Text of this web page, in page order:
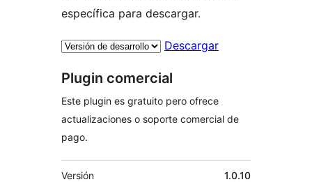
específica para descargar.
Descargar
Plugin comercial
Este plugin es gratuito pero ofrece
actualizaciones o soporte comercial de
pago.
Meta
Versión 1.0.10